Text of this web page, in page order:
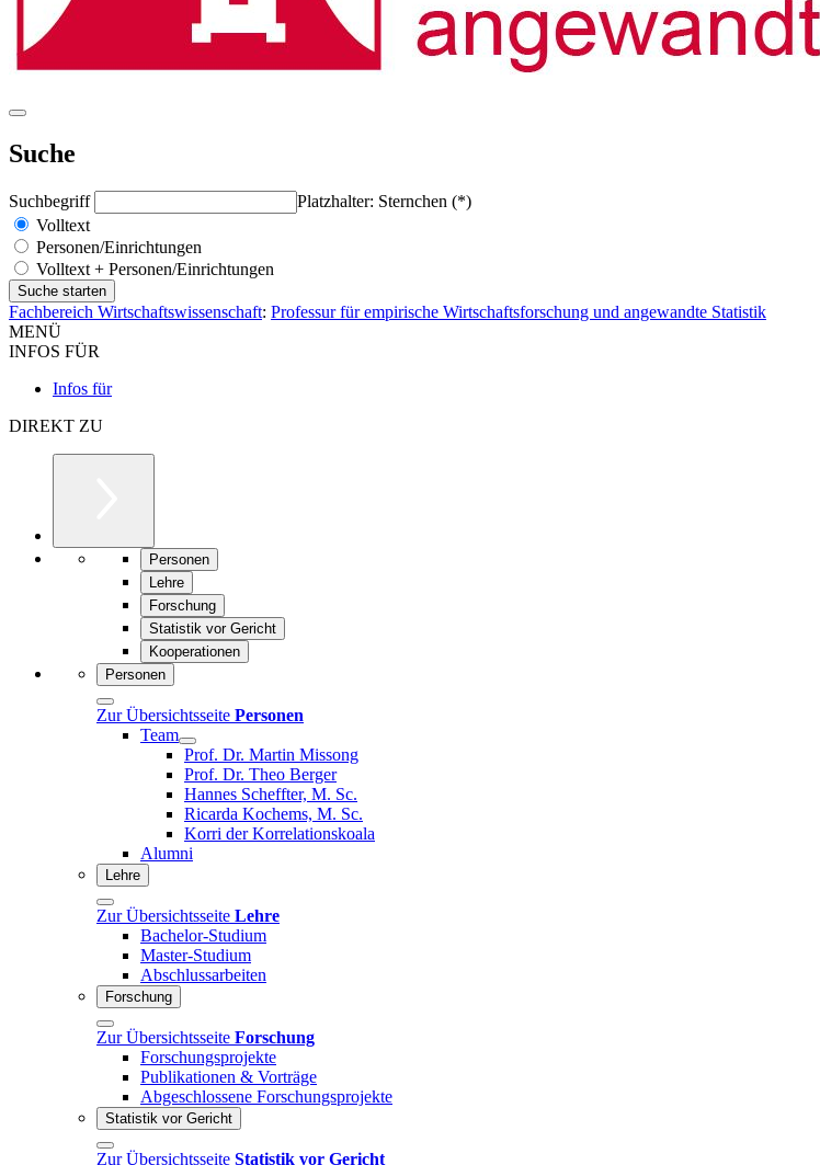
Suche
Suchbegriff
Platzhalter: Sternchen (*)
Volltext
Personen/Einrichtungen
Volltext + Personen/Einrichtungen
Fachbereich Wirtschaftswissenschaft: Professur für empirische Wirtschaftsforschung und angewandte Statistik
MENÜ
INFOS FÜR
Infos für
DIREKT ZU
Personen
Lehre
Forschung
Statistik vor Gericht
Kooperationen
Personen
Zur Übersichtsseite Personen
Team
Prof. Dr. Martin Missong
Prof. Dr. Theo Berger
Hannes Scheffter, M. Sc.
Ricarda Kochems, M. Sc.
Korri der Korrelationskoala
Alumni
Lehre
Zur Übersichtsseite Lehre
Bachelor-Studium
Master-Studium
Abschlussarbeiten
Forschung
Zur Übersichtsseite Forschung
Forschungsprojekte
Publikationen & Vorträge
Abgeschlossene Forschungsprojekte
Statistik vor Gericht
Zur Übersichtsseite Statistik vor Gericht